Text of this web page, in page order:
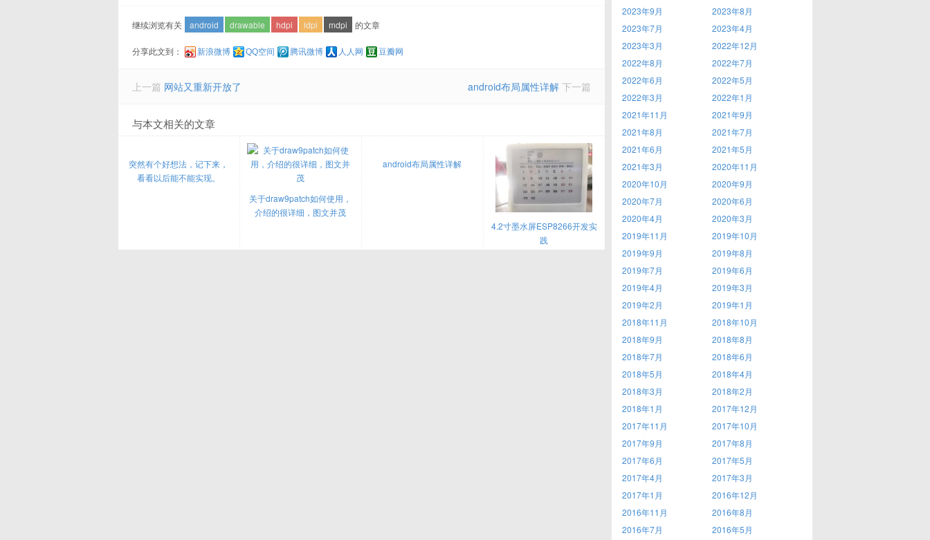
继续浏览有关 android drawable hdpi ldpi mdpi 的文章
分享此文到： 新浪微博 QQ空间 腾讯微博 人人网 豆瓣网
上一篇 网站又重新开放了 android布局属性详解下一篇
与本文相关的文章
突然有个好想法，记下来，
看看以后能不能实现。
关于draw9patch如何使用，
介绍的很详细，图文并茂
android布局属性详解
4.2寸墨水屏ESP8266开发实
践
2023年9月
2023年8月
2023年7月
2023年4月
2023年3月
2022年12月
2022年8月
2022年7月
2022年6月
2022年5月
2022年3月
2022年1月
2021年11月
2021年9月
2021年8月
2021年7月
2021年6月
2021年5月
2021年3月
2020年11月
2020年10月
2020年9月
2020年7月
2020年6月
2020年4月
2020年3月
2019年11月
2019年10月
2019年9月
2019年8月
2019年7月
2019年6月
2019年4月
2019年3月
2019年2月
2019年1月
2018年11月
2018年10月
2018年9月
2018年8月
2018年7月
2018年6月
2018年5月
2018年4月
2018年3月
2018年2月
2018年1月
2017年12月
2017年11月
2017年10月
2017年9月
2017年8月
2017年6月
2017年5月
2017年4月
2017年3月
2017年1月
2016年12月
2016年11月
2016年8月
2016年7月
2016年5月